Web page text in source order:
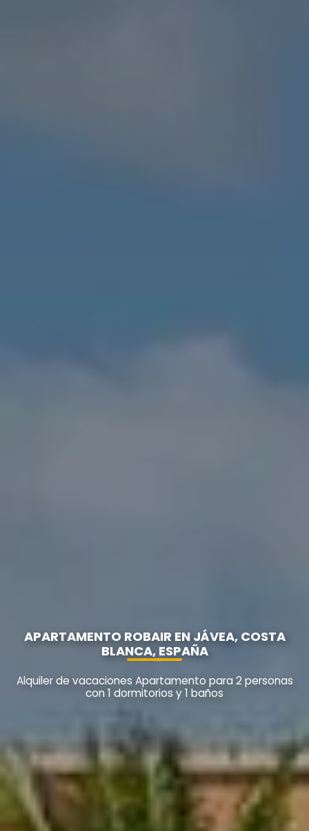
APARTAMENTO ROBAIR EN JÁVEA, COSTA
BLANCA, ESPAÑA
Alquiler de vacaciones Apartamento para 2 personas
con 1 dormitorios y 1 baños